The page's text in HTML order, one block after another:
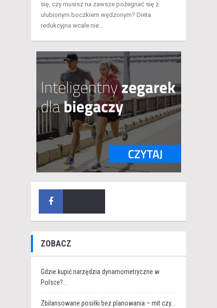
się, czy musisz na zawsze pożegnać się z
ulubionym boczkiem wędzonym? Dieta
redukcyjna wcale nie...
ZOBACZ
Gdzie kupić narzędzia dynamometryczne w
Polsce?...
Zbilansowane posiłki bez planowania – mit czy...